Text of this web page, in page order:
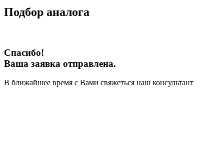
Подбор аналога
Спасибо!
Ваша заявка отправлена.
В ближайшее время с Вами свяжеться наш консультант